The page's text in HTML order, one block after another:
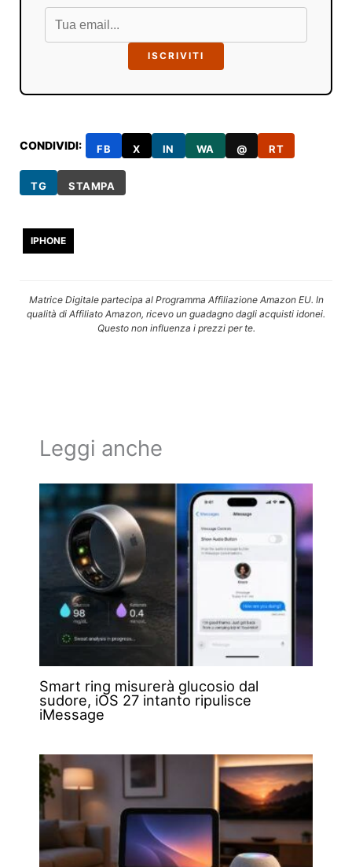
ISCRIVITI
CONDIVIDI: FB X IN WA @ RT
TG STAMPA
IPHONE
Matrice Digitale partecipa al Programma Affiliazione Amazon EU. In
qualità di Affiliato Amazon, ricevo un guadagno dagli acquisti idonei.
Questo non influenza i prezzi per te.
Leggi anche
Smart ring misurerà glucosio dal
sudore, iOS 27 intanto ripulisce
iMessage